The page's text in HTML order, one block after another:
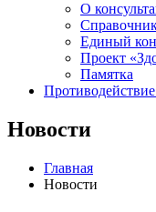
О
Единый
Проект
Памятка
Новости
Главная
Новости